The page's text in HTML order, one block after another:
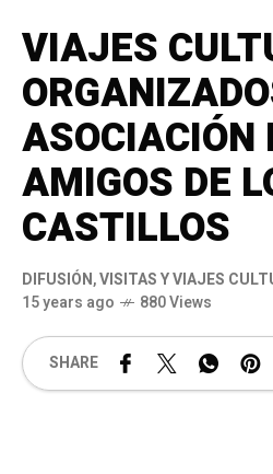
VIAJES
ASOCIACIÓN
AMIGOS DE
CASTILLOS
DIFUSIÓN,VISITAS Y VIAJES
15 years ago
880 Views
SHARE